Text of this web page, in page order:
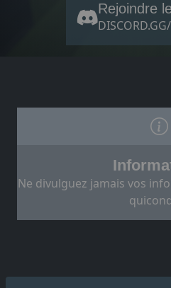
Rejoindre
Ne divulguez jamais vos